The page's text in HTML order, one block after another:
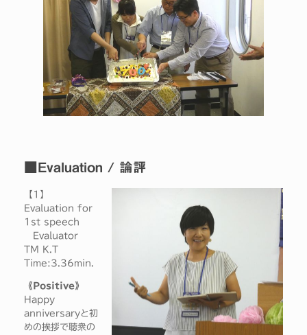
■Evaluation / 論評
【1】
Evaluation for
1st speech
Evaluator
TM K.T
Time:3.36min.
《Positive》
Happy
anniversaryと初
めの挨拶で聴衆の